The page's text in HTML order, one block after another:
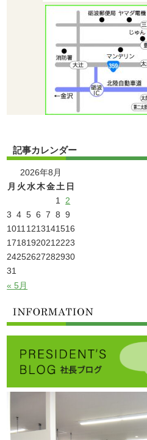
記事カレンダー
2026年8月
月 火 水木金土 日
1 2
3 4 5 6 7 8 9
10111213141516
17181920212223
24252627282930
31
« 5月